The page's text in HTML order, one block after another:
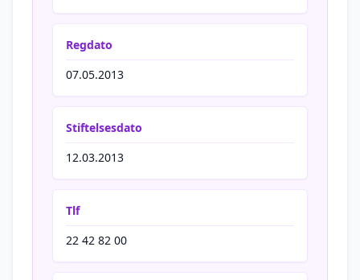
Regdato
07.05.2013
Stiftelsesdato
12.03.2013
Tlf
22 42 82 00